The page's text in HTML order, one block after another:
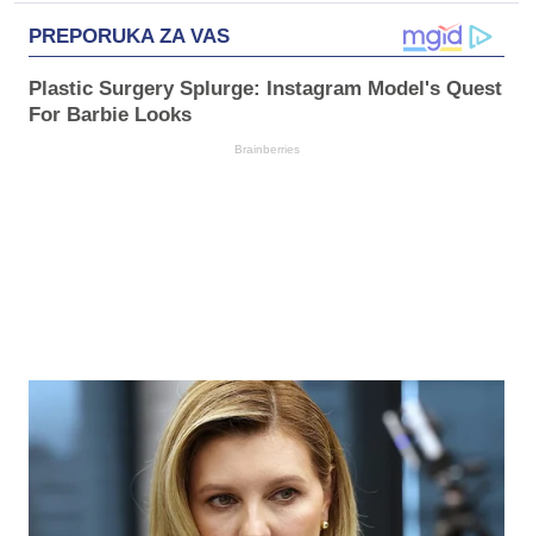
PREPORUKA ZA VAS
Plastic Surgery Splurge: Instagram Model's Quest
For Barbie Looks
Brainberries